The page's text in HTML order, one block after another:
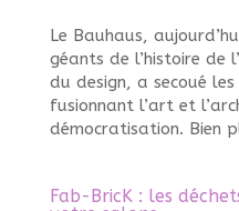
Le Bauhaus,
géants de l’histoire de
du design, a secoué
fusionnant l’art et
démocratisation. Bien
Fab-BricK : les